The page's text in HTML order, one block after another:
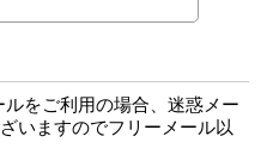
をご利用の場合、迷惑メー
いますのでフリーメール以